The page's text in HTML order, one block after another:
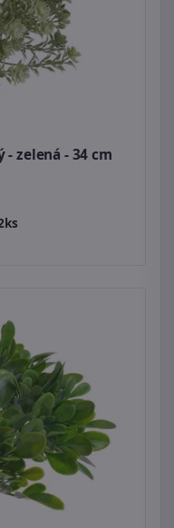
zelená - 34 cm